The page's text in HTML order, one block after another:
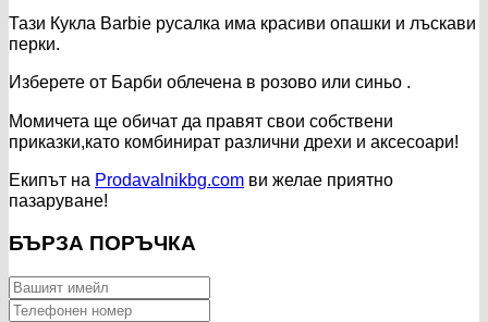
Тази Кукла Barbie русалка има красиви опашки и лъскави
перки.
Изберете от Барби облечена в розово или синьо .
Момичета ще обичат да правят свои собствени
приказки,като комбинират различни дрехи и аксесоари!
Екипът на Prodavalnikbg.com ви желае приятно
пазаруване!
БЪРЗА ПОРЪЧКА